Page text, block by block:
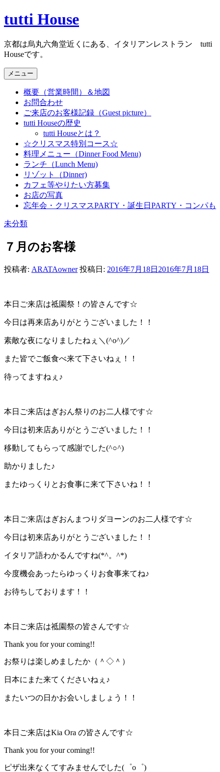
コ
ン
ン
ツ
へ
ス
tutti House
京都は烏丸六角堂近くにある、イタリアンレストラン tutti
Houseです。
メニュー
概要（営業時間）＆地図
お問合わせ
ご来店のお客様記録（Guest picture）
tutti Houseの歴史
tutti Houseとは？
☆クリスマス特別コース☆
料理メニュー（Dinner Food Menu)
ランチ（Lunch Menu)
リゾット（Dinner)
カフェ等やりたい方募集
お店の写真
忘年会・クリスマスPARTY・誕生日PARTY・コンパも
未分類
７月のお客様
投稿者: ARATAowner投稿日: 2016年7月18日 2016年7月18日
本日ご来店は祗園祭！の皆さんです☆
今日は再来店ありがとうございました！！
素敵な夜になりましたねぇ＼(^o^)／
また皆でご飯食べ来て下さいねぇ！！
待ってますねぇ♪
本日ご来店はぎおん祭りのお二人様です☆
今日は初来店ありがとうございました！！
移動してもらって感謝でした(^○^)
助かりました♪
またゆっくりとお食事に来て下さいね！！
本日ご来店はぎおんまつりダヨーンのお二人様です☆
今日は初来店ありがとうございました！！
イタリア語わかるんですね(*^。^*)
今度機会あったらゆっくりお食事来てね♪
お待ちしております！！
本日ご来店は祗園祭の皆さんです☆
Thank you for your coming!!
お祭りは楽しめましたか（＾◇＾）
日本にまた来てくださいねぇ♪
またいつの日かお会いしましょう！！
本日ご来店はKia Ora の皆さんです☆
Thank you for your coming!!
ピザ出来なくてすみませんでした(゜o゜)